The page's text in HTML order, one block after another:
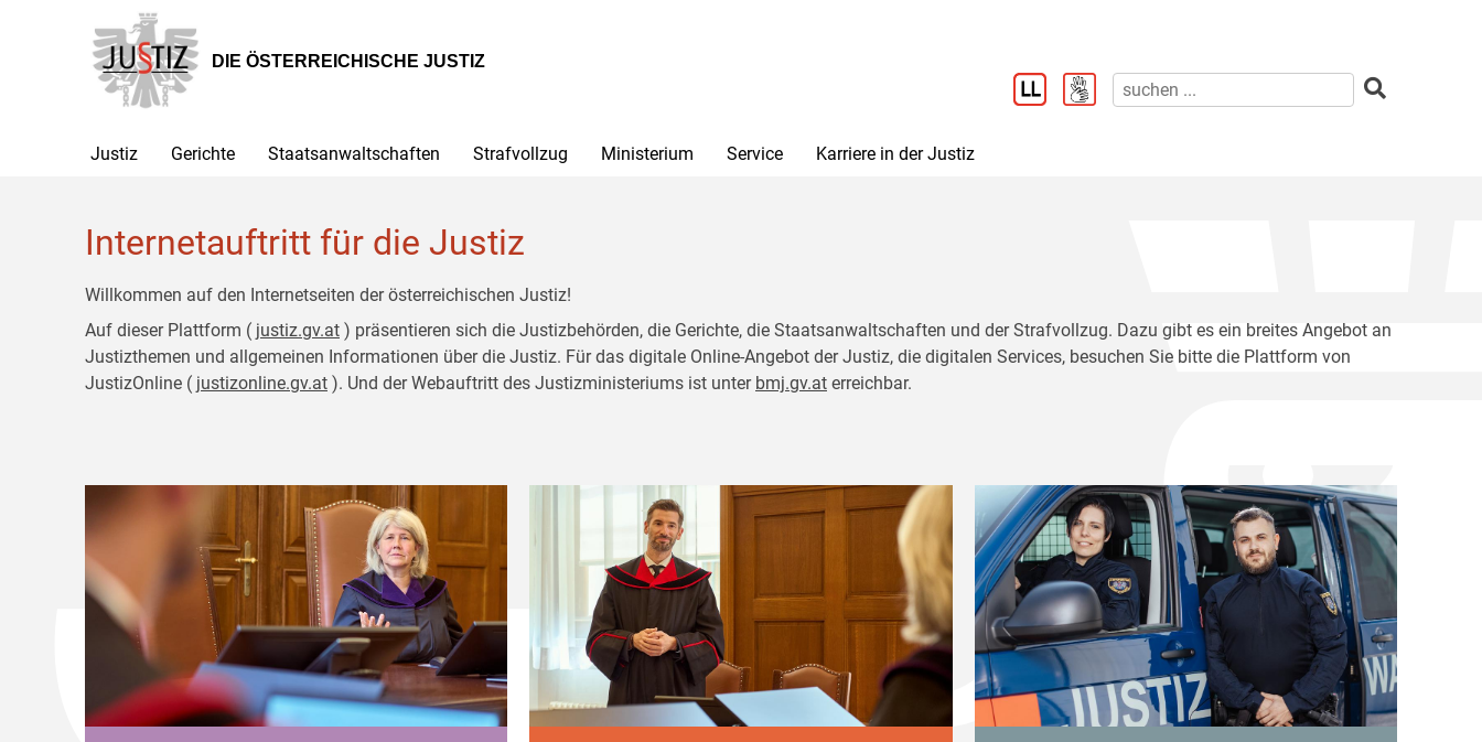
Hauptnavigation
[1]
Inhalt
[2]
DIE ÖSTERREICHISCHE JUSTIZ
Justiz Gerichte Staatsanwaltschaften Strafvollzug Ministerium Service Karriere in der Justiz
Internetauftritt für die Justiz
Willkommen auf den Internetseiten der österreichischen Justiz!
Auf dieser Plattform ( justiz.gv.at ) präsentieren sich die Justizbehörden, die Gerichte, die Staatsanwaltschaften und der Strafvollzug. Dazu gibt es ein breites Angebot an
Justizthemen und allgemeinen Informationen über die Justiz. Für das digitale Online-Angebot der Justiz, die digitalen Services, besuchen Sie bitte die Plattform von
JustizOnline ( justizonline.gv.at ). Und der Webauftritt des Justizministeriums ist unter bmj.gv.at erreichbar.